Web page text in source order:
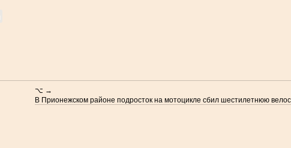
⌥ →
В Прионежском районе подросток на мотоцикле сбил шестилетнюю